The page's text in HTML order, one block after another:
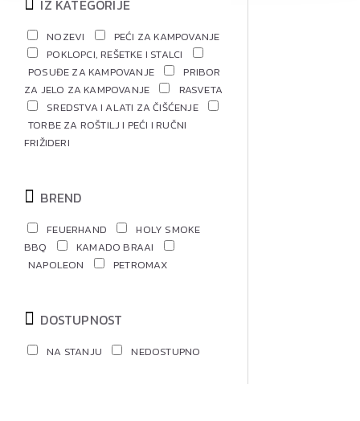
IZ KATEGORIJE
NOZEVI
PEĆI ZA KAMPOVANJE
POKLOPCI, REŠETKE I STALCI
POSUĐE ZA KAMPOVANJE
PRIBOR
ZA JELO ZA KAMPOVANJE
RASVETA
SREDSTVA I ALATI ZA ČIŠĆENJE
TORBE ZA ROŠTILJ I PEĆI I RUČNI
FRIŽIDERI
BREND
FEUERHAND
HOLY SMOKE
BBQ
KAMADO BRAAI
NAPOLEON
PETROMAX
DOSTUPNOST
NA STANJU NEDOSTUPNO